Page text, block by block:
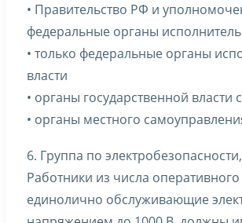
• Правительство РФ и
федеральные органы
• только федеральные органы
власти
• органы государственной власти
• органы местного
6. Группа по
Работники из числа
единолично обслуживающие